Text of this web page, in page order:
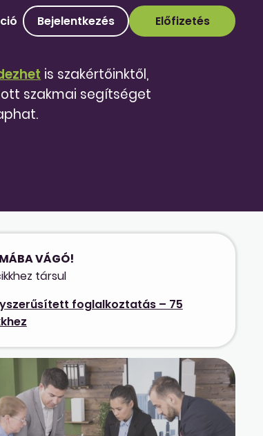
Bejelentkezés Előfizetés
is szakértőinktől,
szakmai segítséget
VÁGÓ!
társul
foglalkoztatás – 75